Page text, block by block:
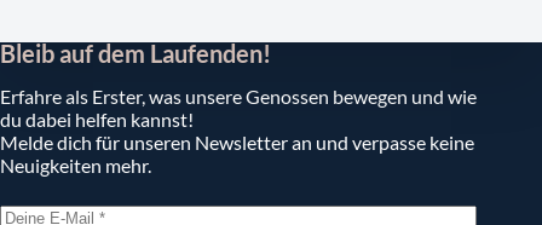
Bleib auf dem Laufenden!
Erfahre als Erster, was unsere Genossen bewegen und wie
du dabei helfen kannst!
Melde dich für unseren Newsletter an und verpasse keine
Neuigkeiten mehr.